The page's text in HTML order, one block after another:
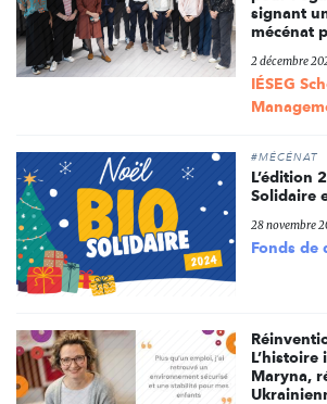
signant
mécénat
2 décembre
IÉSEG
#MÉCÉNAT
L’édition
Solidaire
28 novembre
Fonds de
L’histoire
Maryna,